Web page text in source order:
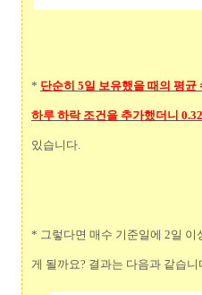
* 단순히 5일 보유했을 때의 평균
하루 하락 조건을 추가했더니
있습니다.
* 그렇다면 매수 기준일에 2일 이
게 될까요? 결과는 다음과 같습니